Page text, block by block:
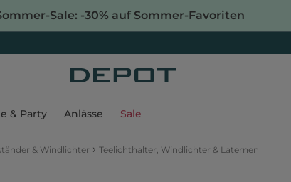
Sale: -30% auf Sommer-Favoriten
& Party Anlässe Sale
& Windlichter › Teelichthalter, Windlichter & Laternen